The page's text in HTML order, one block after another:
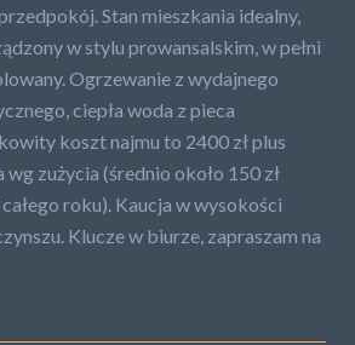
Stan mieszkania idealny,
w stylu prowansalskim, w pełni
Ogrzewanie z wydajnego
ciepła woda z pieca
koszt najmu to 2400 zł plus
zużycia (średnio około 150 zł
roku). Kaucja w wysokości
Klucze w biurze, zapraszam na